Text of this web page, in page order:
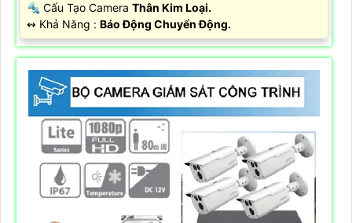
🔩 Cấu Tạo Camera Thân Kim Loại.
️↭ Khả Năng : Báo Động Chuyển Động.